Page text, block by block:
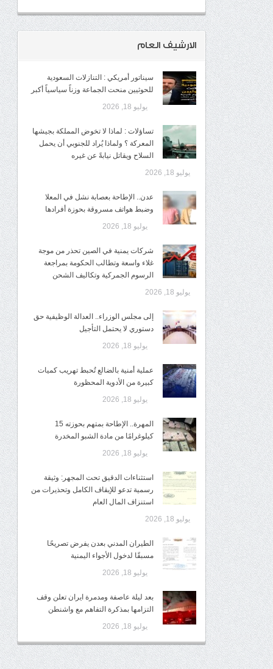
الارشيف العام
سيناتور أمريكي : التنازلات السعودية
للحوثيين منحت الجماعة وزناً سياسياً أكبر
يوليو 18, 2026
تساؤلات : لماذا لا تخوض المملكة بجيشها
المعركة ؟ ولماذا يُراد للجنوبي أن يحمل
السلاح ويقاتل نيابةً عن غيره
يوليو 18, 2026
عدن.. الإطاحة بعصابة نشل في المعلا
وضبط هواتف مسروقة بحوزة أفرادها
يوليو 18, 2026
شركات يمنية في الصين تحذر من موجة
غلاء واسعة وتطالب الحكومة بمراجعة
الرسوم الجمركية وتكاليف الشحن
يوليو 18, 2026
إلى مجلس الوزراء.. العدالة الوظيفية حق
دستوري لا يحتمل التأجيل
يوليو 18, 2026
عملية أمنية بالضالع تُحبط تهريب كميات
كبيرة من الأدوية المحظورة
يوليو 18, 2026
المهرة.. الإطاحة بمتهم بحوزته 15
كيلوغرامًا من مادة الشبو المخدرة
يوليو 18, 2026
استثناءات الدقيق تحت المجهر: وثيقة
رسمية تدعو للإيقاف الكامل وتحذيرات من
استنزاف المال العام
يوليو 18, 2026
الطيران المدني بعدن يفرض تصريحًا
مسبقًا لدخول الأجواء اليمنية
يوليو 18, 2026
بعد ليلة عاصفة ومدمرة ايران تعلن وقف
التزامها بمذكرة التفاهم مع واشنطن
يوليو 18, 2026